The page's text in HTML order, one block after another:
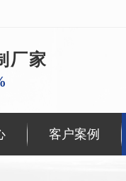
厂家
客户案例